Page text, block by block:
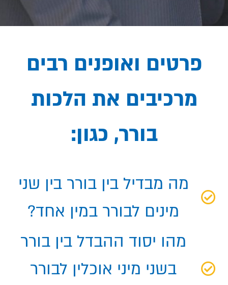
פרטים ואופנים רבים
מרכיבים את הלכות
בורר, כגון:
מה מבדיל בין בורר בין שני
מינים לבורר במין אחד?
מהו יסוד ההבדל בין בורר
בשני מיני אוכלין לבורר